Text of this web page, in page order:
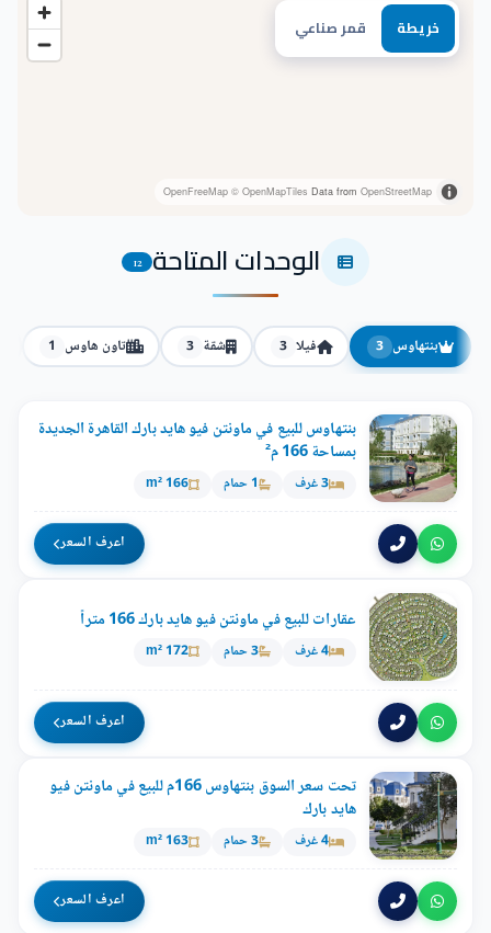
خريطة قمر صناعي
OpenFreeMap © OpenMapTiles Data from OpenStreetMap
الوحدات المتاحة 12
بنتهاوس 3 فيلا 3 شقة 3 تاون هاوس 1
بنتهاوس للبيع في ماونتن فيو هايد بارك القاهرة الجديدة
بمساحة 166 م²
3 غرف 1 حمام 166 m²
اعرف السعر
عقارات للبيع في ماونتن فيو هايد بارك 166 متراً
4 غرف 3 حمام 172 m²
اعرف السعر
تحت سعر السوق بنتهاوس 166م للبيع في ماونتن فيو
هايد بارك
4 غرف 3 حمام 163 m²
اعرف السعر